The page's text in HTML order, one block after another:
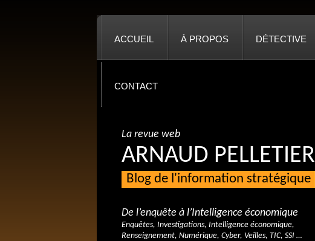
ACCUEIL À PROPOS DÉTECTIVE
CONTACT
La revue web
ARNAUD PELLETIER
Blog de l'information stratégique
De l’enquête à l’Intelligence économique
Enquêtes, Investigations, Intelligence économique,
Renseignement, Numérique, Cyber, Veilles, TIC, SSI …